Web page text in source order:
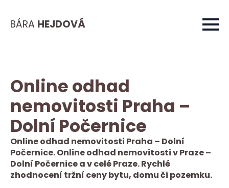
BÁRA HEJDOVÁ
Online odhad
nemovitosti Praha –
Dolní Počernice
Online odhad nemovitosti Praha – Dolní
Počernice. Online odhad nemovitosti v Praze –
Dolní Počernice a v celé Praze. Rychlé
zhodnocení tržní ceny bytu, domu či pozemku.